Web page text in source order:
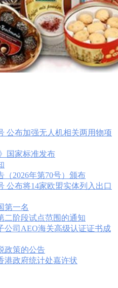
公布加强无人机相关两用物项
国家标准发布
2026年第70号）颁布
公布将14家欧盟实体列入出口
第一名
二阶段试点范围的通知
公司AEO海关高级认证证书成
政策的公告
港政府统计处嘉许状